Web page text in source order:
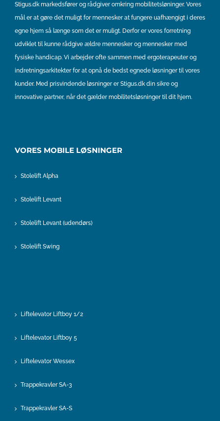
Stigus.dk markedsfører og rådgiver omkring mobilitetsløninger. Vores
mål er at gøre det muligt for mennesker at fungere uafhængigt i deres
egne hjem så længe som det er muligt. Derfor er vores forretning
udviklet til kunne rådgive ældre mennesker og mennesker med
fysiske handicap. Vi arbejder ofte sammen med ergoterapeuter og
indretningsarkitekter for at opnå de bedst egnede løsninger til vores
kunder. Med prisvindende løsninger er Stigus.dk din sikre og
innovative partner, når det gælder mobilitetsløsninger til dit hjem.
VORES MOBILE LØSNINGER
Stolelift Alpha
Stolelift Levant
Stolelift Levant (udendørs)
Stolelift Swing
Liftelevator Liftboy 1/2
Liftelevator Liftboy 5
Liftelevator Wessex
Trappekravler SA-3
Trappekravler SA-S